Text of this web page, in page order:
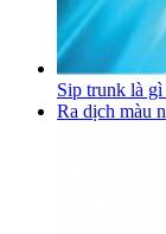
Sip trunk là
Ra dịch màu